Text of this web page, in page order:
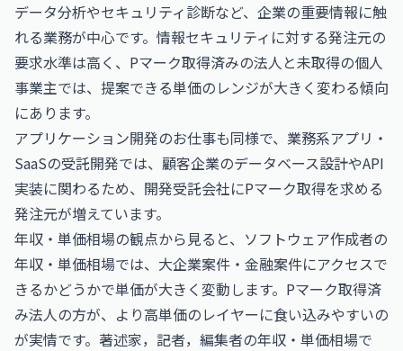
データ分析やセキュリティ診断など、企業の重要情報に触
れる業務が中心です。情報セキュリティに対する発注元の
要求水準は高く、Pマーク取得済みの法人と未取得の個人
事業主では、提案できる単価のレンジが大きく変わる傾向
にあります。
アプリケーション開発のお仕事も同様で、業務系アプリ・
SaaSの受託開発では、顧客企業のデータベース設計やAPI
実装に関わるため、開発受託会社にPマーク取得を求める
発注元が増えています。
年収・単価相場の観点から見ると、 ソフトウェア作成者の
年収・単価相場では、大企業案件・金融案件にアクセスで
きるかどうかで単価が大きく変動します。Pマーク取得済
み法人の方が、より高単価のレイヤーに食い込みやすいの
が実情です。 著述家，記者，編集者の年収・単価相場で